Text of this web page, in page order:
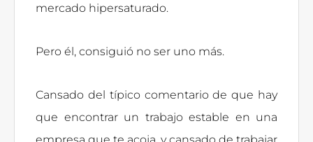
mercado hipersaturado.
Pero él, consiguió no ser uno más.
Cansado del típico comentario de que hay
que encontrar un trabajo estable en una
empresa que te acoja, y cansado de trabajar